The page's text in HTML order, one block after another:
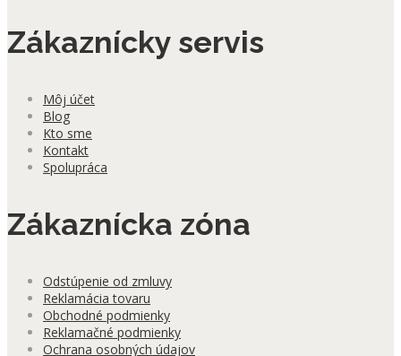
Zákaznícky servis
Môj účet
Blog
Kto sme
Kontakt
Spolupráca
Zákaznícka zóna
Odstúpenie od zmluvy
Reklamácia tovaru
Obchodné podmienky
Reklamačné podmienky
Ochrana osobných údajov